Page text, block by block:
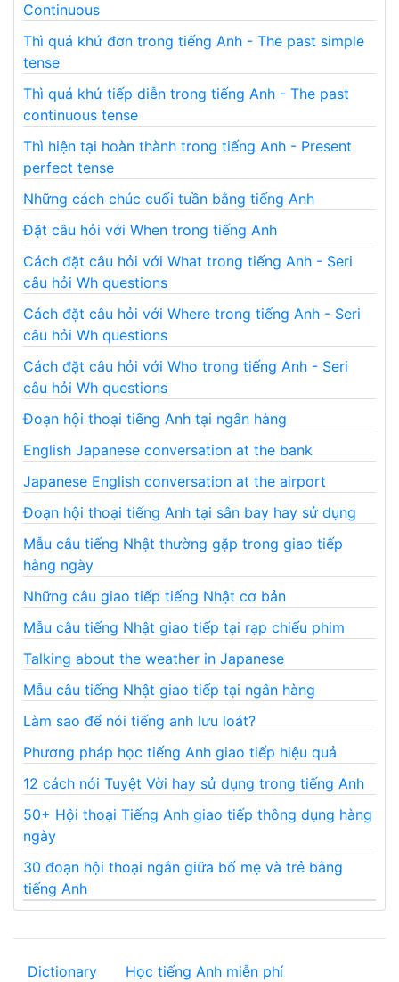
Continuous
Thì quá khứ đơn trong tiếng Anh - The past simple
tense
Thì quá khứ tiếp diễn trong tiếng Anh - The past
continuous tense
Thì hiện tại hoàn thành trong tiếng Anh - Present
perfect tense
Những cách chúc cuối tuần bằng tiếng Anh
Đặt câu hỏi với When trong tiếng Anh
Cách đặt câu hỏi với What trong tiếng Anh - Seri
câu hỏi Wh questions
Cách đặt câu hỏi với Where trong tiếng Anh - Seri
câu hỏi Wh questions
Cách đặt câu hỏi với Who trong tiếng Anh - Seri
câu hỏi Wh questions
Đoạn hội thoại tiếng Anh tại ngân hàng
English Japanese conversation at the bank
Japanese English conversation at the airport
Đoạn hội thoại tiếng Anh tại sân bay hay sử dụng
Mẫu câu tiếng Nhật thường gặp trong giao tiếp
hằng ngày
Những câu giao tiếp tiếng Nhật cơ bản
Mẫu câu tiếng Nhật giao tiếp tại rạp chiếu phim
Talking about the weather in Japanese
Mẫu câu tiếng Nhật giao tiếp tại ngân hàng
Làm sao để nói tiếng anh lưu loát?
Phương pháp học tiếng Anh giao tiếp hiệu quả
12 cách nói Tuyệt Vời hay sử dụng trong tiếng Anh
50+ Hội thoại Tiếng Anh giao tiếp thông dụng hàng
ngày
30 đoạn hội thoại ngắn giữa bố mẹ và trẻ bằng
tiếng Anh
Dictionary Học tiếng Anh miễn phí